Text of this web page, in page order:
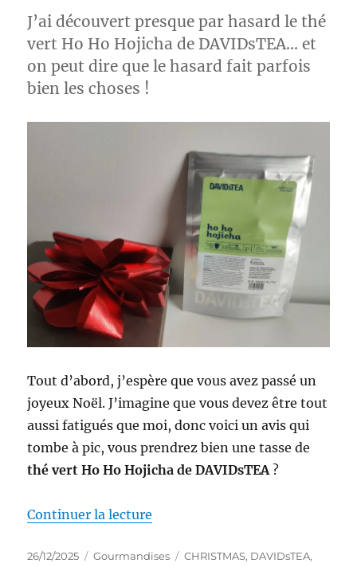
d’Hiver
–
DAVIDsTEA
J’ai découvert presque par hasard le thé
vert Ho Ho Hojicha de DAVIDsTEA… et
on peut dire que le hasard fait parfois
bien les choses !
Tout d’abord, j’espère que vous avez passé un
joyeux Noël. J’imagine que vous devez être tout
aussi fatigués que moi, donc voici un avis qui
tombe à pic, vous prendrez bien une tasse de
thé vert Ho Ho Hojicha de DAVIDsTEA ?
Continuer la lecture
Publié
26/12/2025 Catégories
Gourmandises Étiquettes
CHRISTMAS, DAVIDsTEA,